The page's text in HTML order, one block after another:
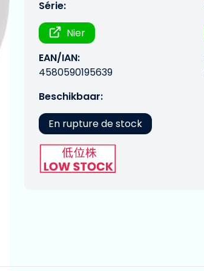
Série:
Nier
EAN/IAN:
4580590195639
Beschikbaar:
En rupture de stock